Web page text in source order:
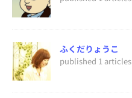
ふくだりょうこ
published 1 articles